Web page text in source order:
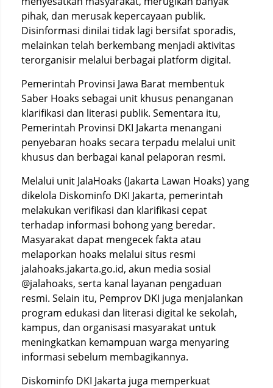
pihak, dan merusak kepercayaan publik.
Disinformasi dinilai tidak lagi bersifat sporadis,
melainkan telah berkembang menjadi aktivitas
terorganisir melalui berbagai platform digital.
Pemerintah Provinsi Jawa Barat membentuk
Saber Hoaks sebagai unit khusus penanganan
klarifikasi dan literasi publik. Sementara itu,
Pemerintah Provinsi DKI Jakarta menangani
penyebaran hoaks secara terpadu melalui unit
khusus dan berbagai kanal pelaporan resmi.
Melalui unit JalaHoaks (Jakarta Lawan Hoaks) yang
dikelola Diskominfo DKI Jakarta, pemerintah
melakukan verifikasi dan klarifikasi cepat
terhadap informasi bohong yang beredar.
Masyarakat dapat mengecek fakta atau
melaporkan hoaks melalui situs resmi
jalahoaks.jakarta.go.id, akun media sosial
@jalahoaks, serta kanal layanan pengaduan
resmi. Selain itu, Pemprov DKI juga menjalankan
program edukasi dan literasi digital ke sekolah,
kampus, dan organisasi masyarakat untuk
meningkatkan kemampuan warga menyaring
informasi sebelum membagikannya.
Diskominfo DKI Jakarta juga memperkuat